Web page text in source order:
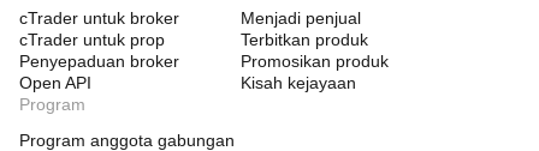
cTrader untuk broker
cTrader untuk prop
Penyepaduan broker
Open API
Menjadi penjual
Terbitkan produk
Promosikan produk
Kisah kejayaan
Program
Program anggota gabungan